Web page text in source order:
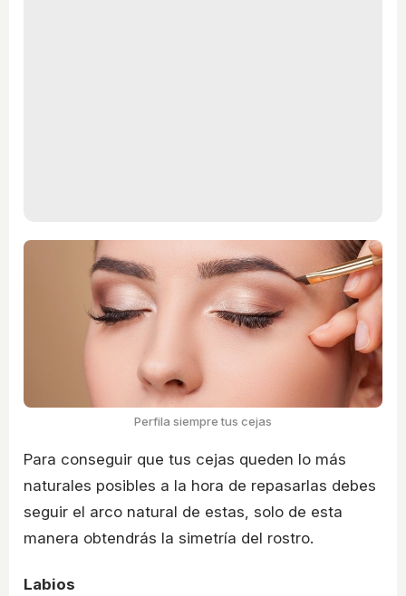
Perfila siempre tus cejas
Para conseguir que tus cejas queden lo más
naturales posibles a la hora de repasarlas debes
seguir el arco natural de estas, solo de esta
manera obtendrás la simetría del rostro.
Labios